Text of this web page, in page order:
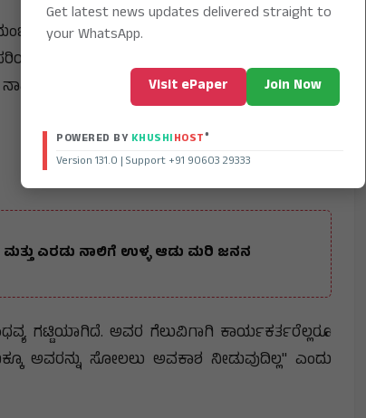
"ಕೆಲವರನ್ನು ಹೊರತುಪಡಿಸಿದರೆ ಲಿಖಿತ್ ಗೌಡ
ಮಾಹಿತಿ ನೀಡುತ್ತಿಲ್ಲ. ನಾನು ಪಕ್ಷದಲ್ಲಿ ಅವರಿಗಿಂತ
ದೃಢವಾಗಿ ನಿಂತಿದ್ದೇವೆ" ಎಂದು ಹೇಳಿದರು.
ಮತ್ತು ಎರಡು ನಾಲಿಗೆ ಉಳ್ಳ ಆಡು ಮರಿ ಜನನ
ಗಟ್ಟಿಯಾಗಿದೆ. ಅವರ ಗೆಲುವಿಗಾಗಿ ಕಾರ್ಯಕರ್ತರೆಲ್ಲರೂ
ಅವರನ್ನು ಸೋಲಲು ಅವಕಾಶ ನೀಡುವುದಿಲ್ಲ" ಎಂದು
Get latest news updates delivered straight to
your WhatsApp.
Visit ePaper Join Now
POWERED BY KHUSHIHOST®
Version 131.0 | Support +91 90603 29333